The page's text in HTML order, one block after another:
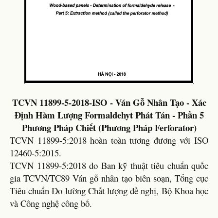
TCVN 11899-5-2018-ISO - Ván Gỗ Nhân Tạo - Xác
Định Hàm Lượng Formaldehyt Phát Tán - Phần 5
Phương Pháp Chiết (Phương Pháp Ferforator)
TCVN 11899-5:2018 hoàn toàn tương đương với ISO
12460-5:2015.
TCVN 11899-5:2018 do Ban kỹ thuật tiêu chuẩn quốc
gia TCVN/TC89 Ván gỗ nhân tạo biên soạn, Tổng cục
Tiêu chuẩn Đo lường Chất lượng đề nghị, Bộ Khoa học
và Công nghệ công bố.